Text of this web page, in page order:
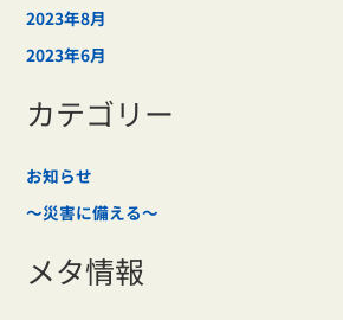
2023年8月
2023年6月
カテゴリー
お知らせ
～災害に備える～
メタ情報